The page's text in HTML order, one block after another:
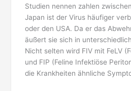
Studien nennen zahlen
Japan ist der Virus häufiger
oder den USA. Da er das
äußert sie sich in
Nicht selten wird FIV mit FeLV
und FIP (Feline Infektiöse
die Krankheiten ähnliche